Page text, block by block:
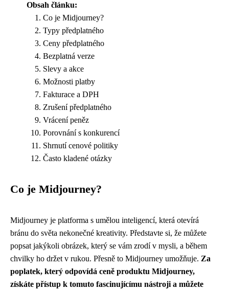
Obsah článku:
Co je Midjourney?
Typy předplatného
Ceny předplatného
Bezplatná verze
Slevy a akce
Možnosti platby
Fakturace a DPH
Zrušení předplatného
Vrácení peněz
Porovnání s konkurencí
Shrnutí cenové politiky
Často kladené otázky
Co je Midjourney?
Midjourney je platforma s umělou inteligencí, která otevírá
bránu do světa nekonečné kreativity. Představte si, že můžete
popsat jakýkoli obrázek, který se vám zrodí v mysli, a během
chvilky ho držet v rukou. Přesně to Midjourney umožňuje. Za
poplatek, který odpovídá ceně produktu Midjourney,
získáte přístup k tomuto fascinujícímu nástroji a můžete